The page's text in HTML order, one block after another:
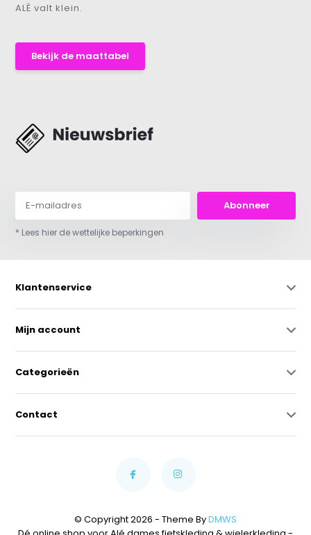
ALÉ valt klein.
Bekijk de maattabel
Abonneer
* Lees hier de wettelijke beperkingen
Klantenservice
Mijn account
Categorieën
Contact
© Copyright 2026 - Theme ByDMWS